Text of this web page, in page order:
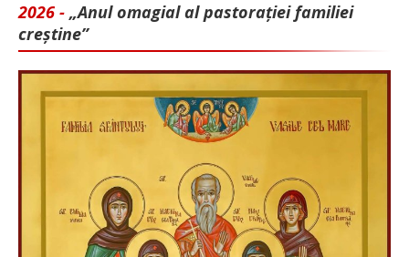
2026 - „Anul omagial al pastorației familiei
creștine”